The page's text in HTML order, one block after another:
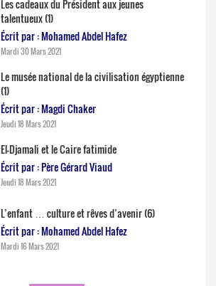
Les cadeaux du Président aux jeunes
talentueux (1)
Écrit par : Mohamed Abdel Hafez
Mardi 30 Mars 2021
Le musée national de la civilisation égyptienne
(1)
Écrit par : Magdi Chaker
Jeudi 18 Mars 2021
El-Djamali et le Caire fatimide
Écrit par : Père Gérard Viaud
Jeudi 18 Mars 2021
L’enfant … culture et rêves d’avenir (6)
Écrit par : Mohamed Abdel Hafez
Mardi 16 Mars 2021